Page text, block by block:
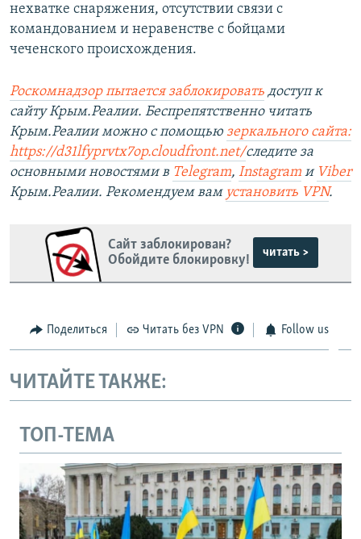
нехватке снаряжения, отсутствии связи с
командованием и неравенстве с бойцами
чеченского происхождения.
Роскомнадзор пытается заблокировать доступ к
сайту Крым.Реалии. Беспрепятственно читать
Крым.Реалии можно с помощью зеркального сайта:
https://d31lfyprvtx7op.cloudfront.net/следите за
основными новостями в Telegram, Instagram и Viber
Крым.Реалии. Рекомендуем вам установить VPN.
Сайт заблокирован?
Обойдите блокировку!
читать >
Поделиться Читать без VPN Follow us
ЧИТАЙТЕ ТАКЖЕ:
ТОП-ТЕМА